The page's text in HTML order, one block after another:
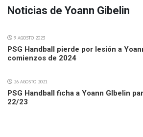
Noticias de Yoann Gibelin
9 AGOSTO 2023
PSG Handball pierde por lesión a
comienzos de 2024
26 AGOSTO 2021
PSG Handball ficha a Yoann GIbelin
22/23